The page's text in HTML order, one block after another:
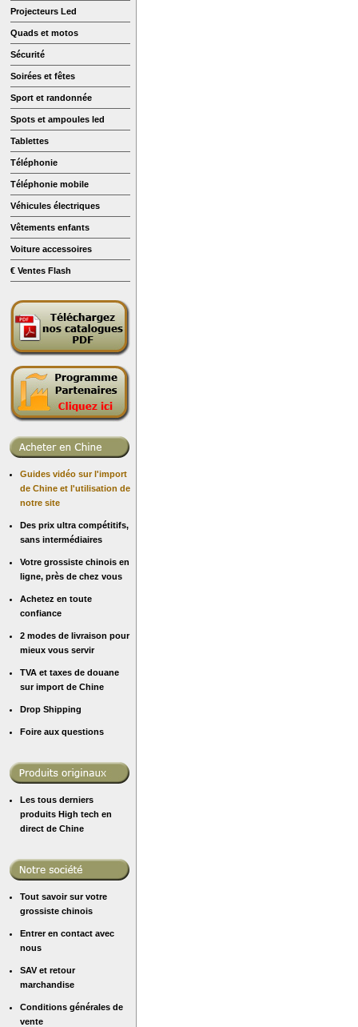
Projecteurs Led
Quads et motos
Sécurité
Soirées et fêtes
Sport et randonnée
Spots et ampoules led
Tablettes
Téléphonie
Téléphonie mobile
Véhicules électriques
Vêtements enfants
Voiture accessoires
€ Ventes Flash
Guides vidéo sur l'import
de Chine et l'utilisation de
notre site
Des prix ultra compétitifs,
sans intermédiaires
Votre grossiste chinois en
ligne, près de chez vous
Achetez en toute
confiance
2 modes de livraison pour
mieux vous servir
TVA et taxes de douane
sur import de Chine
Drop Shipping
Foire aux questions
Les tous derniers
produits High tech en
direct de Chine
Tout savoir sur votre
grossiste chinois
Entrer en contact avec
nous
SAV et retour
marchandise
Conditions générales de
vente